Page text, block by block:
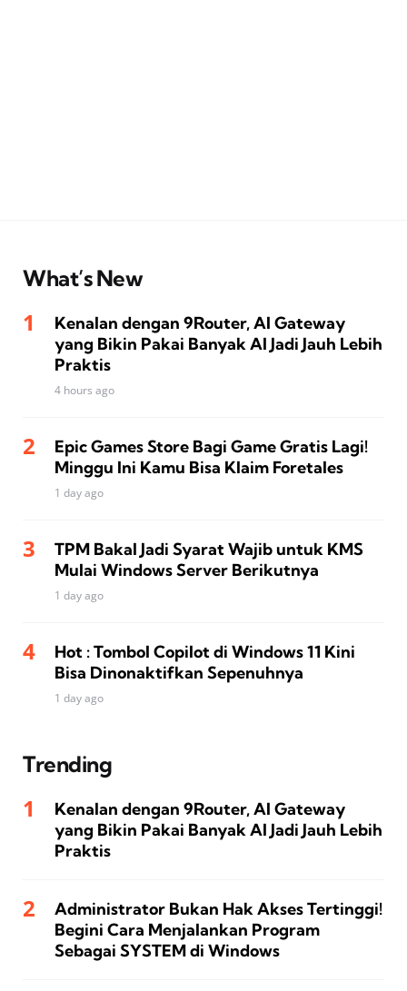
What’s New
Kenalan dengan 9Router, AI Gateway
yang Bikin Pakai Banyak AI Jadi Jauh Lebih
Praktis
4 hours ago
Epic Games Store Bagi Game Gratis Lagi!
Minggu Ini Kamu Bisa Klaim Foretales
1 day ago
TPM Bakal Jadi Syarat Wajib untuk KMS
Mulai Windows Server Berikutnya
1 day ago
Hot : Tombol Copilot di Windows 11 Kini
Bisa Dinonaktifkan Sepenuhnya
1 day ago
Trending
Kenalan dengan 9Router, AI Gateway
yang Bikin Pakai Banyak AI Jadi Jauh Lebih
Praktis
Administrator Bukan Hak Akses Tertinggi!
Begini Cara Menjalankan Program
Sebagai SYSTEM di Windows